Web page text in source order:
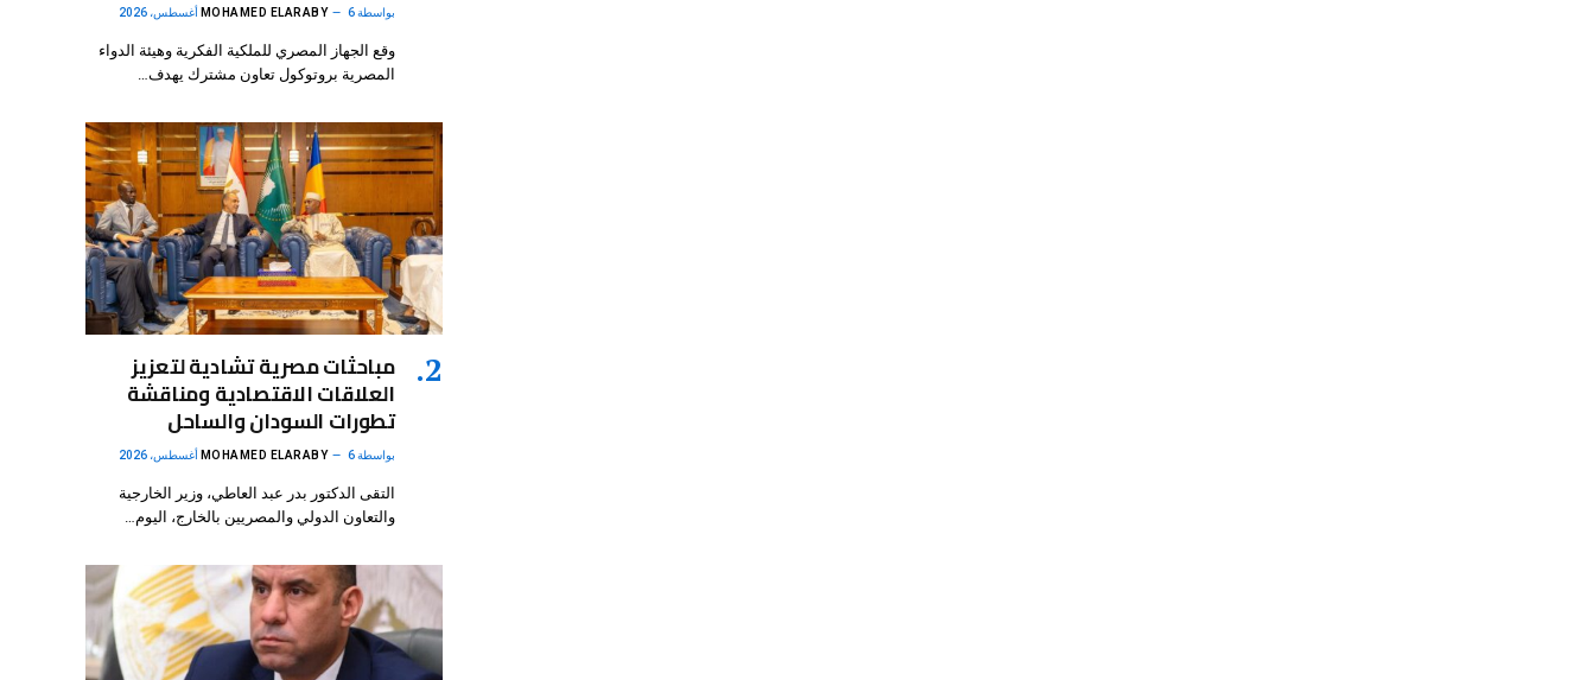
بواسطة MOHAMED ELARABY 6 أغسطس، 2026
وقع الجهاز المصري للملكية الفكرية وهيئة الدواء
المصرية بروتوكول تعاون مشترك يهدف…
مباحثات مصرية تشادية لتعزيز
العلاقات الاقتصادية ومناقشة
تطورات السودان والساحل
بواسطة MOHAMED ELARABY 6 أغسطس، 2026
التقى الدكتور بدر عبد العاطي، وزير الخارجية
والتعاون الدولي والمصريين بالخارج، اليوم…